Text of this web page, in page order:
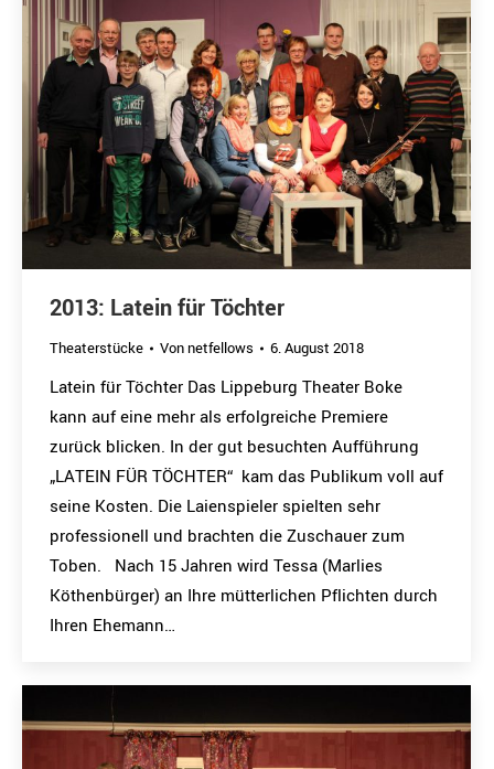
2013: Latein für Töchter
Theaterstücke Vonnetfellows 6. August 2018
Latein für Töchter Das Lippeburg Theater Boke
kann auf eine mehr als erfolgreiche Premiere
zurück blicken. In der gut besuchten Aufführung
„LATEIN FÜR TÖCHTER“ kam das Publikum voll auf
seine Kosten. Die Laienspieler spielten sehr
professionell und brachten die Zuschauer zum
Toben. Nach 15 Jahren wird Tessa (Marlies
Köthenbürger) an Ihre mütterlichen Pflichten durch
Ihren Ehemann…